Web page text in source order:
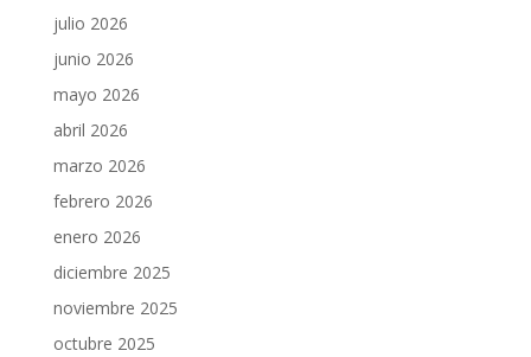
julio 2026
junio 2026
mayo 2026
abril 2026
marzo 2026
febrero 2026
enero 2026
diciembre 2025
noviembre 2025
octubre 2025